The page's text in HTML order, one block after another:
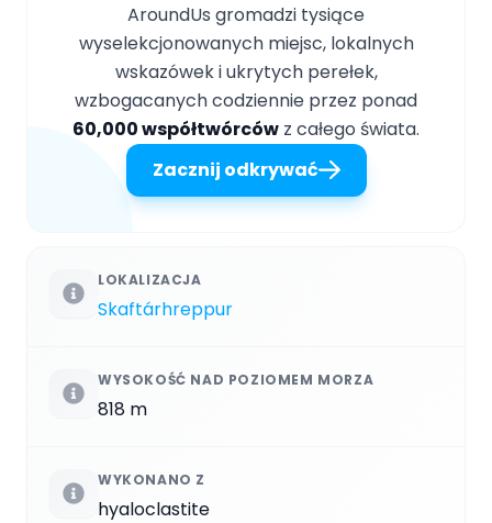
AroundUs gromadzi tysiące
wyselekcjonowanych miejsc, lokalnych
wskazówek i ukrytych perełek,
wzbogacanych codziennie przez ponad
60,000 współtwórców z całego świata.
Zacznij odkrywać
LOKALIZACJA
Skaftárhreppur
WYSOKOŚĆ NAD POZIOMEM MORZA
818 m
WYKONANO Z
hyaloclastite